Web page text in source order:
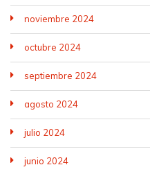
noviembre 2024
octubre 2024
septiembre 2024
agosto 2024
julio 2024
junio 2024